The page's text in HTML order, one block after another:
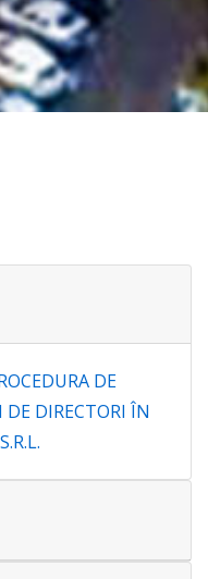
DE
DE DIRECTORI ÎN